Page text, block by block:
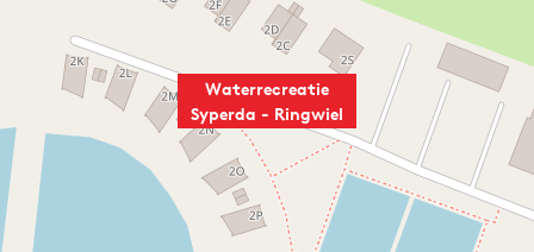
Waterrecreatie
Syperda - Ringwiel